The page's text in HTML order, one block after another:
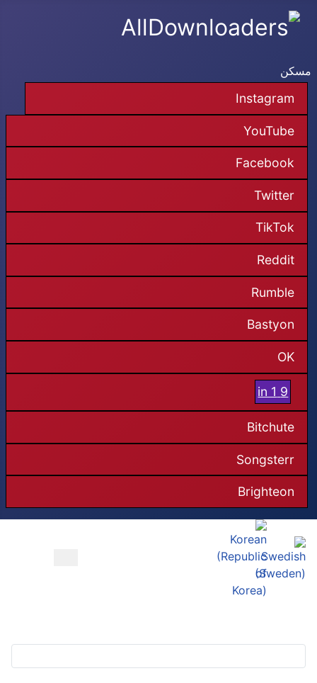
مسكن
Instagram
YouTube
Facebook
Twitter
TikTok
Reddit
Rumble
Bastyon
OK
9 in 1
Bitchute
Songsterr
Brighteon